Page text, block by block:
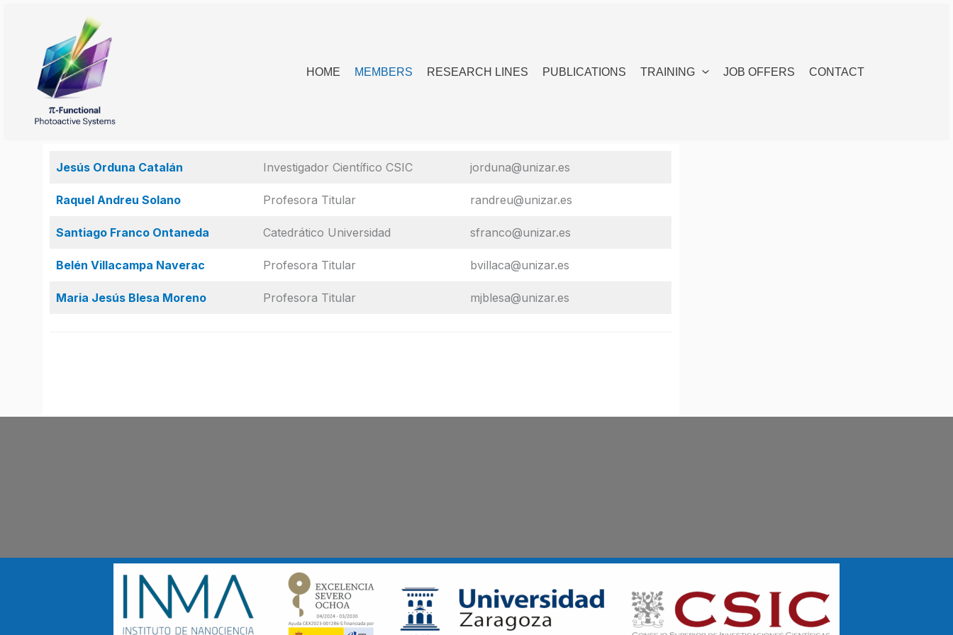
HOME MEMBERS RESEARCH LINES PUBLICATIONS TRAINING JOB OFFERS CONTACT
Jesús Orduna Catalán Investigador Científico CSIC jorduna@unizar.es
Raquel Andreu Solano Profesora Titular randreu@unizar.es
Santiago Franco Ontaneda Catedrático Universidad sfranco@unizar.es
Belén Villacampa Naverac Profesora Titular bvillaca@unizar.es
Maria Jesús Blesa Moreno Profesora Titular mjblesa@unizar.es